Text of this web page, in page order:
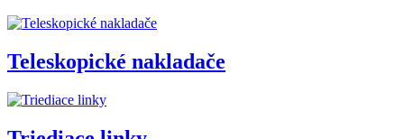
Teleskopické nakladače